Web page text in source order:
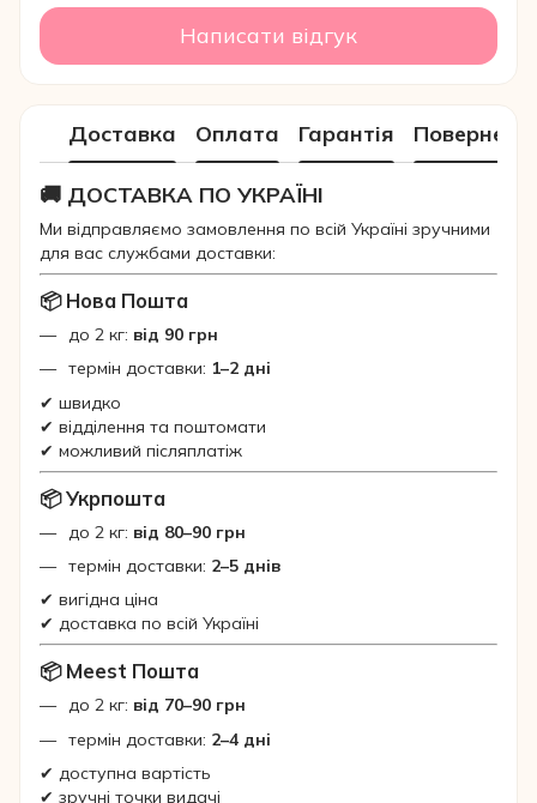
Написати відгук
Доставка Оплата Гарантія
🚚 ДОСТАВКА ПО УКРАЇНІ
Ми відправляємо замовлення по всій Україні зручними
для вас службами доставки:
📦 Нова Пошта
до 2 кг: від 90 грн
термін доставки: 1–2 дні
✔ швидко
✔ відділення та поштомати
✔ можливий післяплатіж
📦 Укрпошта
до 2 кг: від 80–90 грн
термін доставки: 2–5 днів
✔ вигідна ціна
✔ доставка по всій Україні
📦 Meest Пошта
до 2 кг: від 70–90 грн
термін доставки: 2–4 дні
✔ доступна вартість
✔ зручні точки видачі